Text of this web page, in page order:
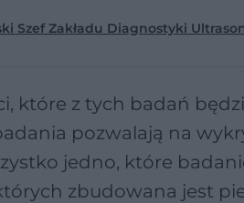
Szef Zakładu Diagnostyki
które z tych badań
pozwalają na
jedno, które
zbudowana jest